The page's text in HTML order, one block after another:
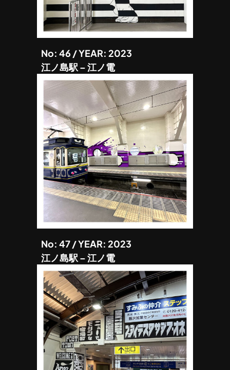
No: 46 / YEAR: 2023
江ノ島駅 – 江ノ電
No: 47 / YEAR: 2023
江ノ島駅 – 江ノ電